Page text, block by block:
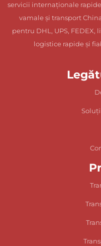
servicii internaționale
vamale și transport
pentru DHL, UPS,
logistice rapide și